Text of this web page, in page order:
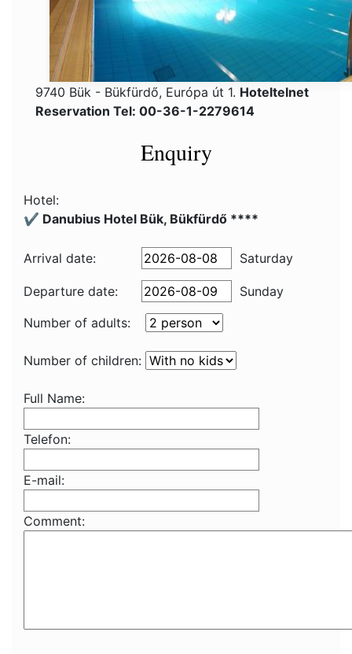
9740 Bük - Bükfürdő, Európa út 1. Hoteltelnet
Reservation Tel: 00-36-1-2279614
Enquiry
Hotel:
✔️ Danubius Hotel Bük, Bükfürdő ****
Arrival date: Saturday
Departure date:
Sunday
Number of adults:
Number of children:
Full Name:
Telefon:
E-mail:
Comment: